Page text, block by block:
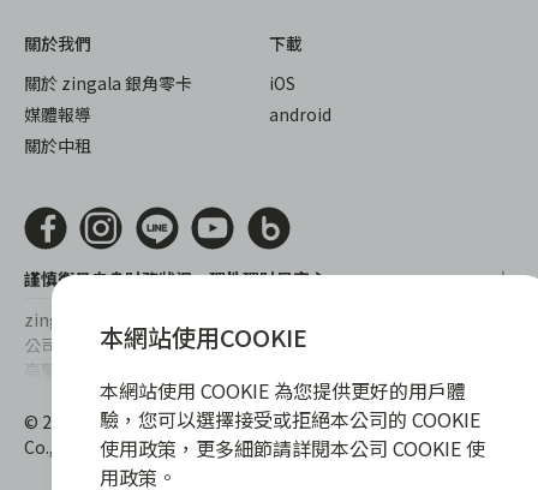
關於我們
關於 zingala 銀角零卡
媒體報導
關於中租
下載
iOS
android
謹慎衡量自身財務狀況，理性理財最安心
zingala銀角零卡/仲信資融沒有代辦公司及代辦業務，也未與代辦
公司合作，更不會要求您提供實體銀行提款卡或實體信用卡，請提
高警覺，勿受騙上當！
提醒您，消費前請審慎評估財務狀況，理性理財最安心。總費用年
百分率區間為0%~15.9%，實際費用率，仍以各合作商家提供之商
品或服務為準，且每一案件實際之年百分率仍視其個別產品及分期
往來條件而有所不同，總費用年百分率不等於分期費用率。
© 2022 仲信資融股份有限公司 Chailease Consumer Finance
Co., Ltd. All Rights Reserved.
本網站使用COOKIE
本網站使用 COOKIE 為您提供更好的用戶體
驗，您可以選擇接受或拒絕本公司的 COOKIE
使用政策，更多細節請詳閱本公司 COOKIE 使
用政策。